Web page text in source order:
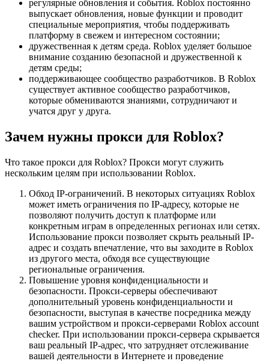
регулярные обновления и события. Roblox постоянно
выпускает обновления, новые функции и проводит
специальные мероприятия, чтобы поддерживать
платформу в свежем и интересном состоянии;
дружественная к детям среда. Roblox уделяет большое
внимание созданию безопасной и дружественной к
детям среды;
поддерживающее сообщество разработчиков. В Roblox
существует активное сообщество разработчиков,
которые обмениваются знаниями, сотрудничают и
учатся друг у друга.
Зачем нужны прокси для Roblox?
Что такое прокси для Roblox? Прокси могут служить
нескольким целям при использовании Roblox.
Обход IP-ограничений. В некоторых ситуациях Roblox
может иметь ограничения по IP-адресу, которые не
позволяют получить доступ к платформе или
конкретным играм в определенных регионах или сетях.
Использование прокси позволяет скрыть реальный IP-
адрес и создать впечатление, что вы заходите в Roblox
из другого места, обходя все существующие
региональные ограничения.
Повышение уровня конфиденциальности и
безопасности. Прокси-серверы обеспечивают
дополнительный уровень конфиденциальности и
безопасности, выступая в качестве посредника между
вашим устройством и прокси-серверами Roblox account
checker. При использовании прокси-сервера скрывается
ваш реальный IP-адрес, что затрудняет отслеживание
вашей деятельности в Интернете и проведение